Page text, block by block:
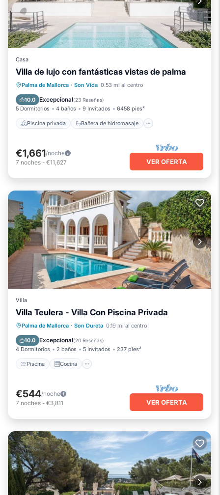
Casa
Villa de lujo con fantásticas vistas de palma
Palma de Mallorca · Son Vida 0.53 mi al centro
10.0 Excepcional(23 Reseñas)
5 Dormitorios 4 baños 9 Invitados 6458 pies²
Piscina privada Bañera de hidromasaje
Piscina privada
Bañera de hidromasaje
Aparcamiento
€1,661/noche
7 noches - €11,627 VER OFERTA
Villa
Villa Teulera - Villa Con Piscina Privada
Palma de Mallorca · Son Dureta 0.19 mi al centro
10.0 Excepcional(20 Reseñas)
4 Dormitorios 2 baños 5 Invitados 237 pies²
Piscina Cocina
Piscina Cocina
Aire acondicionado
Apto para niños
€544/noche
7 noches - €3,811 VER OFERTA